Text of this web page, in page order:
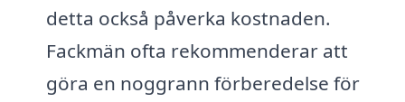
detta också påverka kostnaden.
Fackmän ofta rekommenderar att
göra en noggrann förberedelse för